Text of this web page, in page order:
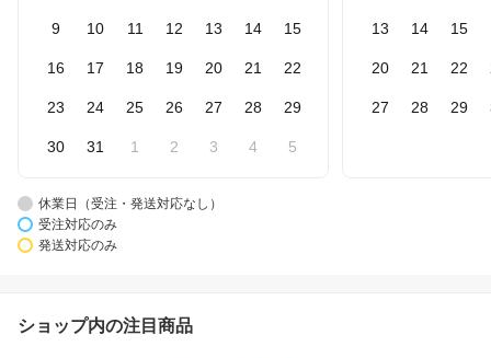
9 10 11 12 13 14 15
16 17 18 19 20 21 22
23 24 25 26 27 28 29
30 31 1 2 3 4 5
13 14 15
20 21 22
27 28 29
休業日（受注・発送対応なし）
受注対応のみ
発送対応のみ
ショップ内の注目商品